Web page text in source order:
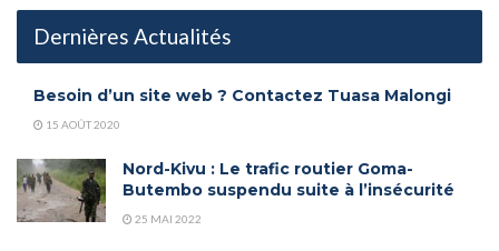
Dernières Actualités
Besoin d’un site web ? Contactez Tuasa Malongi
15 AOÛT 2020
Nord-Kivu : Le trafic routier Goma-
Butembo suspendu suite à l’insécurité
25 MAI 2022